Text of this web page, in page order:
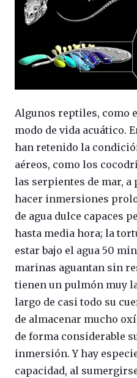
Algunos reptiles, como
modo de vida acuático.
han retenido la
aéreos, como los
las serpientes de mar, a
hacer inmersiones
de agua dulce capaces
hasta media hora; la
estar bajo el agua 50
marinas aguantan sin
tienen un pulmón muy
largo de casi todo su
de almacenar mucho
de forma considerable
inmersión. Y hay
capacidad, al